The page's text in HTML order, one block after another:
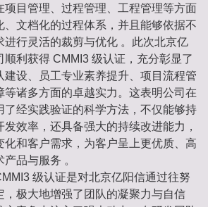
项目管理、过程管理、工程管理等方面
、文档化的过程体系，并且能够依据不
进行灵活的裁剪与优化 。此次北京亿
顺利获得 CMMI3 级认证，充分彰显了
建设、员工专业素养提升、项目流程管
等诸多方面的卓越实力。这表明公司在
了经实践验证的科学方法，不仅能够持
效率，还具备强大的持续改进能力，
化和客户需求，为客户呈上更优质、高
品与服务 。
级认证是对北京亿阳信通过往努
，极大地增强了团队的凝聚力与自信